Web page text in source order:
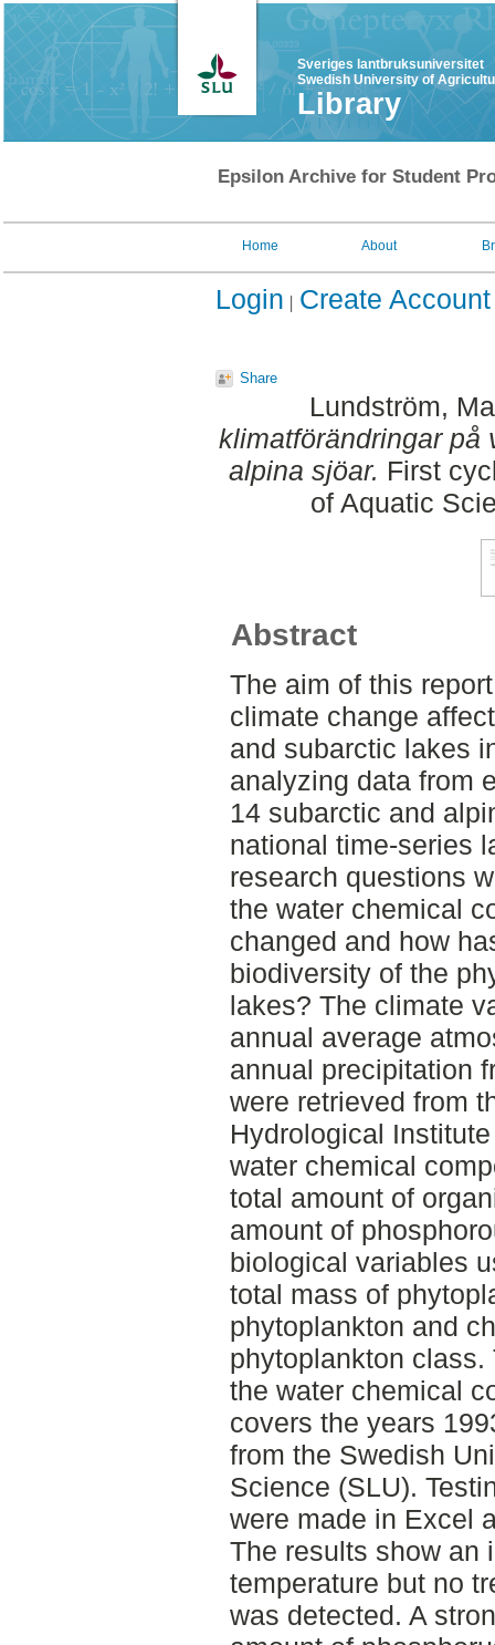
Sveriges lantbruksuniversitet
Swedish University of
Library
Epsilon Archive for Student
Home About
Login Create Account
Share
Lundström,
klimatförändringar på
alpina sjöar. First
of Aquatic
Abstract
The aim of this
climate change
and subarctic lakes
analyzing data from
14 subarctic and
national time-series
research questions
the water chemical
changed and how
biodiversity of the
lakes? The climate
annual average
annual precipitation
were retrieved from
Hydrological
water chemical
total amount of
amount of
biological variables
total mass of
phytoplankton and
phytoplankton
the water chemical
covers the years
from the Swedish
Science (SLU).
were made in Excel
The results show an
temperature but no
was detected. A